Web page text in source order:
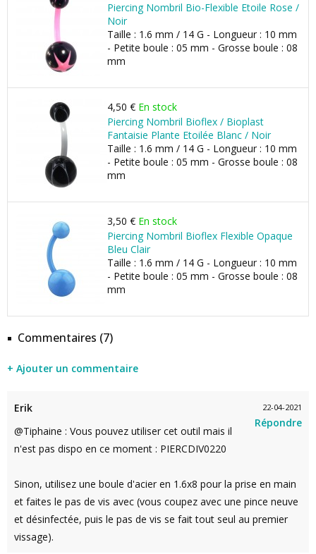
Piercing Nombril Bio-Flexible Etoile Rose /
Noir
Taille : 1.6 mm / 14 G - Longueur : 10 mm
- Petite boule : 05 mm - Grosse boule : 08
mm
4,50 € En stock
Piercing Nombril Bioflex / Bioplast
Fantaisie Plante Etoilée Blanc / Noir
Taille : 1.6 mm / 14 G - Longueur : 10 mm
- Petite boule : 05 mm - Grosse boule : 08
mm
3,50 € En stock
Piercing Nombril Bioflex Flexible Opaque
Bleu Clair
Taille : 1.6 mm / 14 G - Longueur : 10 mm
- Petite boule : 05 mm - Grosse boule : 08
mm
Commentaires (7)
+ Ajouter un commentaire
22-04-2021
Répondre
Erik
@Tiphaine : Vous pouvez utiliser cet outil mais il
n'est pas dispo en ce moment : PIERCDIV0220
Sinon, utilisez une boule d'acier en 1.6x8 pour la prise en main
et faites le pas de vis avec (vous coupez avec une pince neuve
et désinfectée, puis le pas de vis se fait tout seul au premier
vissage).